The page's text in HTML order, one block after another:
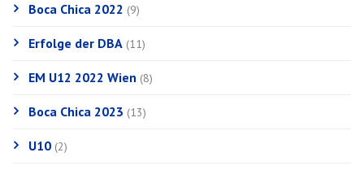
Boca Chica 2022 (9)
Erfolge der DBA (11)
EM U12 2022 Wien (8)
Boca Chica 2023 (13)
U10 (2)